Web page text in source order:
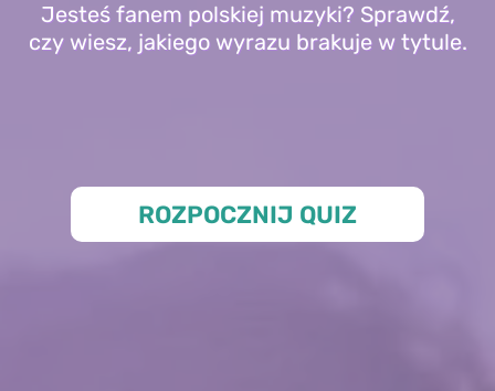
Jesteś fanem polskiej muzyki? Sprawdź,
czy wiesz, jakiego wyrazu brakuje w tytule.
ROZPOCZNIJ QUIZ